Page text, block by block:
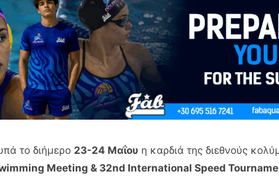
το διήμερο 23-24 Μαΐου η καρδιά της διεθνούς
Meeting & 32nd International Speed